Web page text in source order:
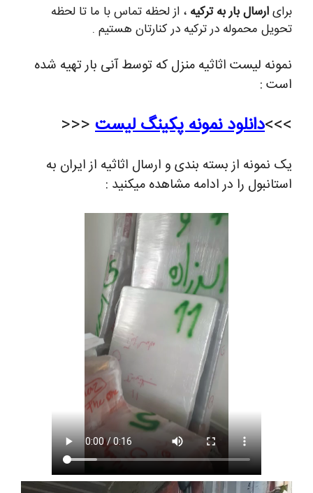
برایارسال بار به ترکیه ، از لحظه تماس با ما تا لحظه
تحویل محموله در ترکیه در کنارتان هستیم .
نمونه لیست اثاثیه منزل که توسط آنی بار تهیه شده
است :
>>>دانلود نمونه پکینگ لیست <<<
یک نمونه از بسته بندی و ارسال اثاثیه از ایران به
استانبول را در ادامه مشاهده میکنید :